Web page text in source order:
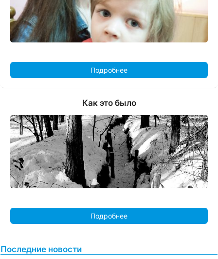
Подробнее
Как это было
Подробнее
Последние новости